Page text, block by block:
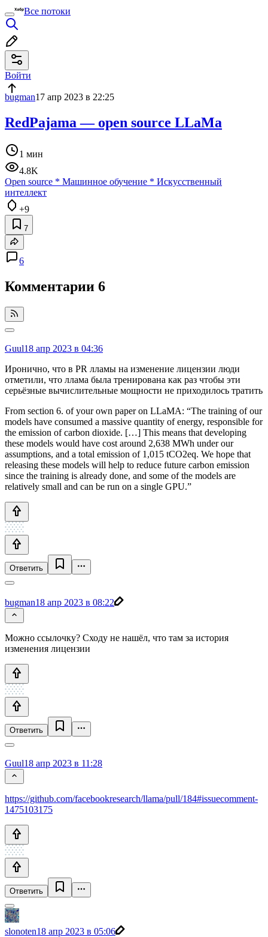
Все потоки
Войти
bugman17 апр 2023 в 22:25
RedPajama — open source LLaMa
1 мин
4.8K
Open source * Машинное обучение * Искусственный
интеллект
+9
7
6
Комментарии 6
Guul18 апр 2023 в 04:36
Иронично, что в PR лламы на изменение лицензии люди
отметили, что ллама была тренирована как раз чтобы эти
серьёзные вычислительные мощности не приходилось тратить
From section 6. of your own paper on LLaMA: “The training of our
models have consumed a massive quantity of energy, responsible for
the emission of carbon dioxide. […] This means that developing
these models would have cost around 2,638 MWh under our
assumptions, and a total emission of 1,015 tCO2eq. We hope that
releasing these models will help to reduce future carbon emission
since the training is already done, and some of the models are
relatively small and can be run on a single GPU.”
Ответить
bugman18 апр 2023 в 08:22
Можно ссылочку? Сходу не нашёл, что там за история
изменения лицензии
Ответить
Guul18 апр 2023 в 11:28
https://github.com/facebookresearch/llama/pull/184#issuecomment-
1475103175
Ответить
slonoten18 апр 2023 в 05:06